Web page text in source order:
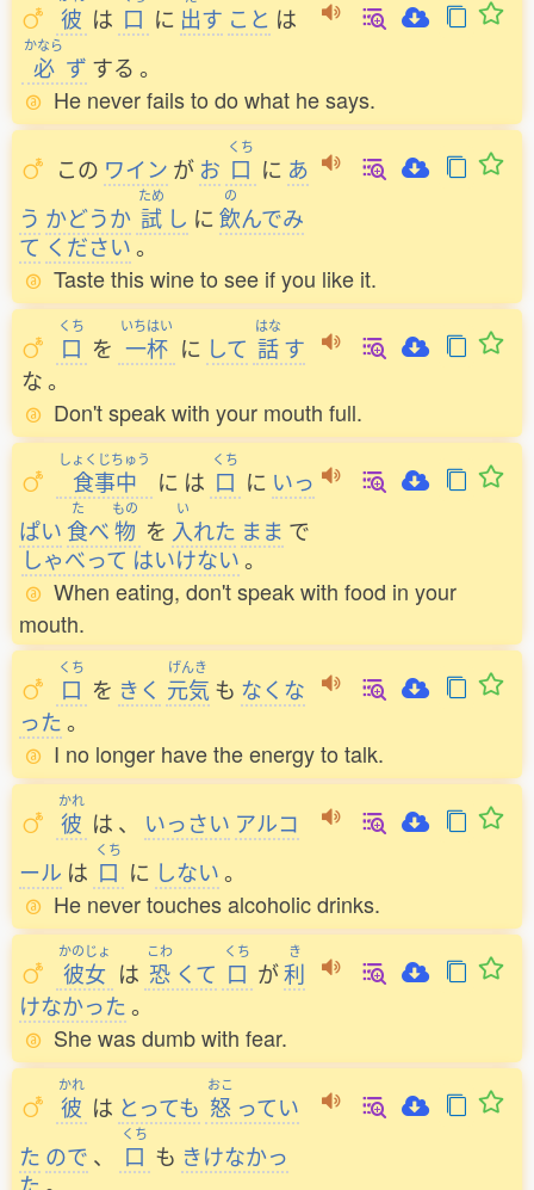
彼 は 口 に 出す こと は
かなら
必 ず する 。
He never fails to do what he says.
この ワイン が お
くち
口 に あ
う かどうか
ため
試 し に
の
飲んでみ
て ください。
Taste this wine to see if you like it.
くち
口 を
いちはい
一杯 に して
はな
話す
な。
Don't speak with your mouth full.
しょくじちゅう
食事中 に は
くち
口 に いっ
ぱい
た
食べ
もの
物 を
い
入れた まま で
しゃべって はいけない。
When eating, don't speak with food in your
mouth.
くち
口 を きく
げんき
元気 も なくな
った。
I no longer have the energy to talk.
かれ
彼 は 、 いっさい アルコ
ール は
くち
口 に しない。
He never touches alcoholic drinks.
かのじょ
彼女 は
こわ
恐 くて
くち
口 が
き
利
けなかった。
She was dumb with fear.
かれ
彼 は とっても
おこ
怒 ってい
た ので 、
くち
口 も きけなかっ